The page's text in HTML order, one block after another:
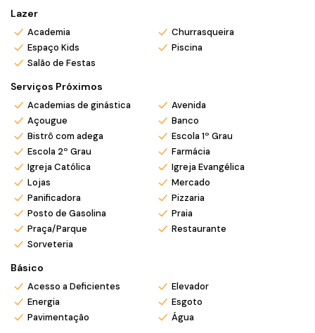
Sacada integrada para momentos de lazer e descanso
🏢 Condomínio completo:
💪 Academia moderna
🎉 Salão de festas
🏊 Piscina com
💰
Aceita financiamento bancário
Analisa permutas
📍 Localização privilegiada – a poucos metros da praia,
próximo a comércios, restaurantes e serviços.
📞 Agende sua visita e venha conhecer seu novo lar no
litoral!
*Valor e disponibilidade sujeito a confirmação.
*Atendemos também em finais de semana e feriados com
*Ligue ou envie WhatsApp (47) 9 9705-6188. Siga nosso
Instagram @mar_negocios.imobiliarios
Lazer
Academia
Churrasqueira
Espaço Kids
Piscina
Salão de Festas
Serviços Próximos
Academias de ginástica
Avenida
Açougue
Banco
Bistrô com adega
Escola 1º Grau
Escola 2º Grau
Farmácia
Igreja Católica
Igreja Evangélica
Lojas
Mercado
Panificadora
Pizzaria
Posto de Gasolina
Praia
Praça/Parque
Restaurante
Sorveteria
Básico
Acesso a Deficientes
Elevador
Energia
Esgoto
Pavimentação
Água